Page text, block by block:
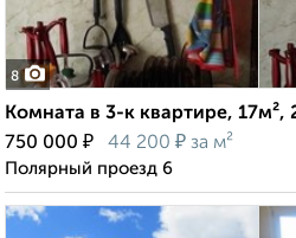
8
Комната в 3-к квартире, 17м²,
750 000 ₽ 44 200 ₽ за м²
Полярный проезд 6